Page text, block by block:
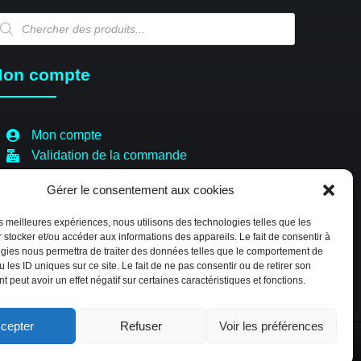
Gérer le consentement aux cookies
meilleures expériences, nous utilisons des technologies telles que les
stocker et/ou accéder aux informations des appareils. Le fait de consentir à
nous permettra de traiter des données telles que le comportement de
les ID uniques sur ce site. Le fait de ne pas consentir ou de retirer son
peut avoir un effet négatif sur certaines caractéristiques et fonctions.
Refuser Voir les préférences
compte
Mon compte
Validation de la commande
Boutique
Paiement sécurisé
Politique de cookies (EU)